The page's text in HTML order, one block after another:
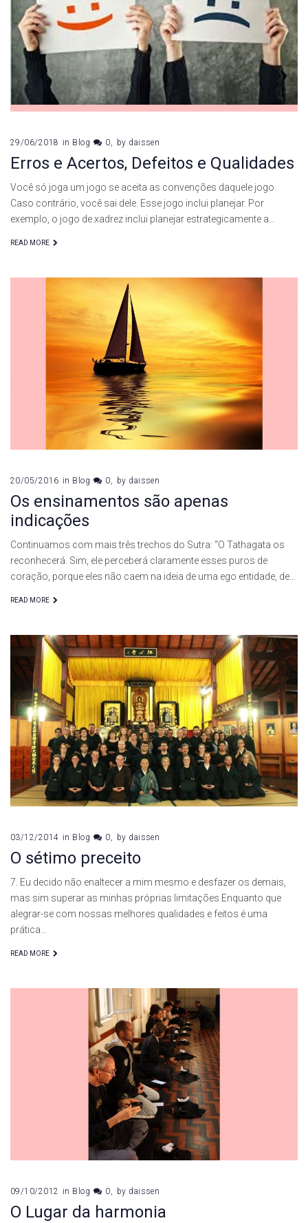
29/06/2018 in Blog 0 by daissen
Erros e Acertos, Defeitos e Qualidades
Você só joga um jogo se aceita as convenções daquele jogo.
Caso contrário, você sai dele. Esse jogo inclui planejar. Por
exemplo, o jogo de xadrez inclui planejar estrategicamente a…
READ MORE
20/05/2016 in Blog 0 by daissen
Os ensinamentos são apenas
indicações
Continuamos com mais três trechos do Sutra: “O Tathagata os
reconhecerá. Sim, ele perceberá claramente esses puros de
coração, porque eles não caem na ideia de uma ego entidade, de…
READ MORE
03/12/2014 in Blog 0 by daissen
O sétimo preceito
7. Eu decido não enaltecer a mim mesmo e desfazer os demais,
mas sim superar as minhas próprias limitações.Enquanto que
alegrar-se com nossas melhores qualidades e feitos é uma
prática…
READ MORE
09/10/2012 in Blog 0 by daissen
O Lugar da harmonia